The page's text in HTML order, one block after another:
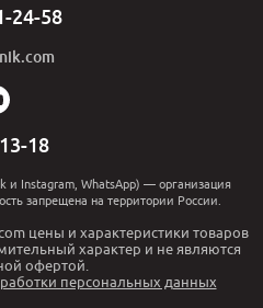
24-58
18
и Instagram, WhatsApp) — организация
запрещена на территории России.
цены и характеристики товаров
характер и не являются
офертой.
персональных данных